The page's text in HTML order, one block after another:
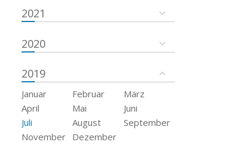
2021
2020
2019
Januar Februar
März
April
Mai
Juni
Juli
August
September
November
Dezember